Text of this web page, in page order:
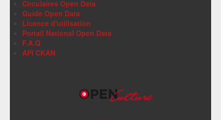
Circulaires Open Data
Guide Open Data
Licence d'utilisation
Portail National Open Data
F.A.Q
API CKAN